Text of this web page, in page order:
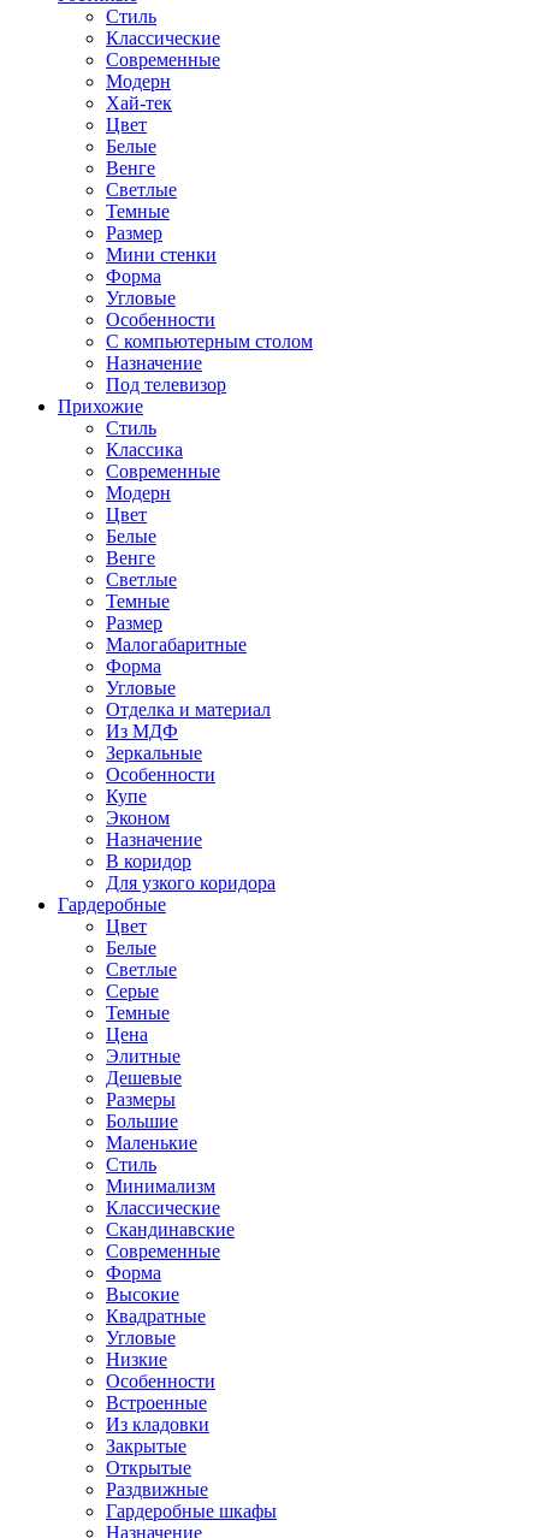
Стиль
Классические
Современные
Модерн
Хай-тек
Цвет
Белые
Венге
Светлые
Темные
Размер
Мини стенки
Форма
Угловые
Особенности
С компьютерным столом
Назначение
Под телевизор
Прихожие
Стиль
Классика
Современные
Модерн
Цвет
Белые
Венге
Светлые
Темные
Размер
Малогабаритные
Форма
Угловые
Отделка и материал
Из МДФ
Зеркальные
Особенности
Купе
Эконом
Назначение
В коридор
Для узкого коридора
Гардеробные
Цвет
Белые
Светлые
Серые
Темные
Цена
Элитные
Дешевые
Размеры
Большие
Маленькие
Стиль
Минимализм
Классические
Скандинавские
Современные
Форма
Высокие
Квадратные
Угловые
Низкие
Особенности
Встроенные
Из кладовки
Закрытые
Открытые
Раздвижные
Гардеробные шкафы
Назначение